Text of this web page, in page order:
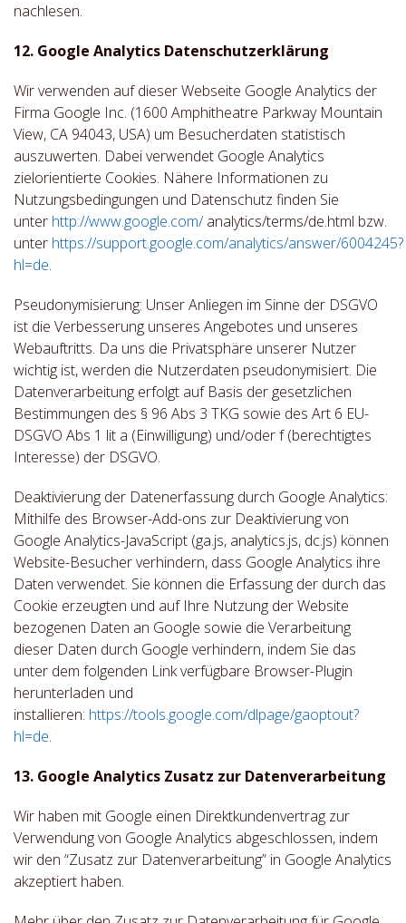
nachlesen.
12. Google Analytics Datenschutzerklärung
Wir verwenden auf dieser Webseite Google Analytics der
Firma Google Inc. (1600 Amphitheatre Parkway Mountain
View, CA 94043, USA) um Besucherdaten statistisch
auszuwerten. Dabei verwendet Google Analytics
zielorientierte Cookies. Nähere Informationen zu
Nutzungsbedingungen und Datenschutz finden Sie
unter http://www.google.com/analytics/terms/de.html bzw.
unter https://support.google.com/analytics/answer/6004245?
hl=de.
Pseudonymisierung: Unser Anliegen im Sinne der DSGVO
ist die Verbesserung unseres Angebotes und unseres
Webauftritts. Da uns die Privatsphäre unserer Nutzer
wichtig ist, werden die Nutzerdaten pseudonymisiert. Die
Datenverarbeitung erfolgt auf Basis der gesetzlichen
Bestimmungen des § 96 Abs 3 TKG sowie des Art 6 EU-
DSGVO Abs 1 lit a (Einwilligung) und/oder f (berechtigtes
Interesse) der DSGVO.
Deaktivierung der Datenerfassung durch Google Analytics:
Mithilfe des Browser-Add-ons zur Deaktivierung von
Google Analytics-JavaScript (ga.js, analytics.js, dc.js) können
Website-Besucher verhindern, dass Google Analytics ihre
Daten verwendet. Sie können die Erfassung der durch das
Cookie erzeugten und auf Ihre Nutzung der Website
bezogenen Daten an Google sowie die Verarbeitung
dieser Daten durch Google verhindern, indem Sie das
unter dem folgenden Link verfügbare Browser-Plugin
herunterladen und
installieren: https://tools.google.com/dlpage/gaoptout?
hl=de.
13. Google Analytics Zusatz zur Datenverarbeitung
Wir haben mit Google einen Direktkundenvertrag zur
Verwendung von Google Analytics abgeschlossen, indem
wir den “Zusatz zur Datenverarbeitung” in Google Analytics
akzeptiert haben.